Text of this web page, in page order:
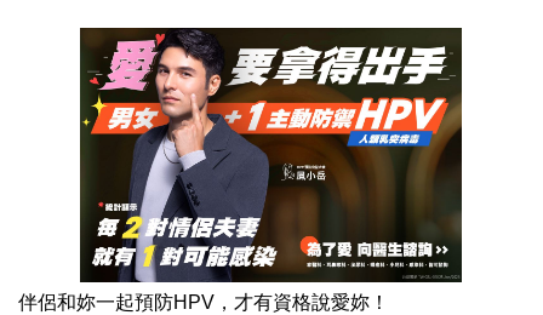
伴侶和妳一起預防HPV，才有資格說愛妳！